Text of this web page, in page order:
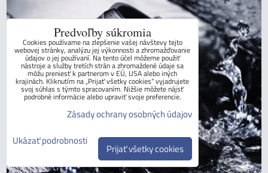
Predvoľby súkromia
Cookies používame na zlepšenie vašej návštevy tejto
webovej stránky, analýzu jej výkonnosti a zhromažďovanie
údajov o jej používaní. Na tento účel môžeme použiť
nástroje a služby tretích strán a zhromaždené údaje sa
môžu preniesť k partnerom v EÚ, USA alebo iných
krajinách. Kliknutím na „Prijať všetky cookies“ vyjadrujete
svoj súhlas s týmto spracovaním. Nižšie môžete nájsť
podrobné informácie alebo upraviť svoje preferencie.
Zásady ochrany osobných údajov
Ukázať podrobnosti
Prijať všetky cookies